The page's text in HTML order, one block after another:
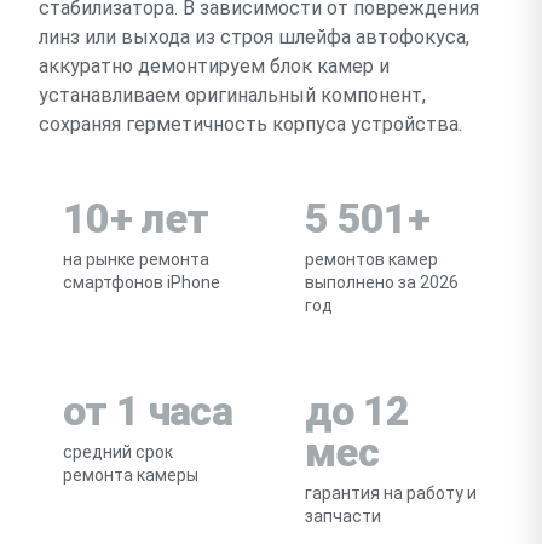
стабилизатора. В зависимости от повреждения
линз или выхода из строя шлейфа автофокуса,
аккуратно демонтируем блок камер и
устанавливаем оригинальный компонент,
сохраняя герметичность корпуса устройства.
10+ лет
на рынке ремонта
смартфонов iPhone
5 501+
ремонтов камер
выполнено за 2026
год
от 1 часа
средний срок
ремонта камеры
до 12
мес
гарантия на работу и
запчасти